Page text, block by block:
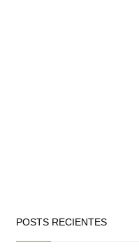
POSTS RECIENTES